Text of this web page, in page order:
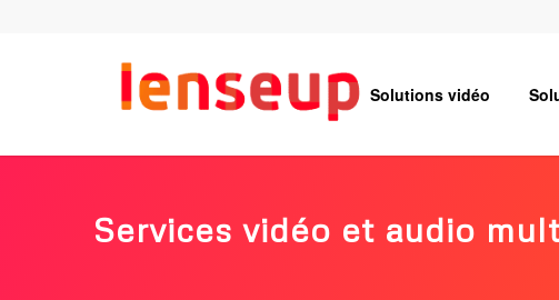
Solutions vidéo
Services vidéo et audio